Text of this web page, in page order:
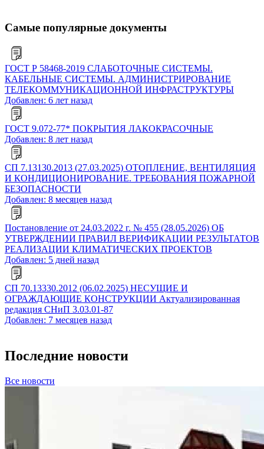
Самые популярные документы
ГОСТ Р 58468-2019 СЛАБОТОЧНЫЕ СИСТЕМЫ.
КАБЕЛЬНЫЕ СИСТЕМЫ. АДМИНИСТРИРОВАНИЕ
ТЕЛЕКОММУНИКАЦИОННОЙ ИНФРАСТРУКТУРЫ
Добавлен: 6 лет назад
ГОСТ 9.072-77* ПОКРЫТИЯ ЛАКОКРАСОЧНЫЕ
Добавлен: 8 лет назад
СП 7.13130.2013 (27.03.2025) ОТОПЛЕНИЕ, ВЕНТИЛЯЦИЯ
И КОНДИЦИОНИРОВАНИЕ. ТРЕБОВАНИЯ ПОЖАРНОЙ
БЕЗОПАСНОСТИ
Добавлен: 8 месяцев назад
Постановление от 24.03.2022 г. № 455 (28.05.2026) ОБ
УТВЕРЖДЕНИИ ПРАВИЛ ВЕРИФИКАЦИИ РЕЗУЛЬТАТОВ
РЕАЛИЗАЦИИ КЛИМАТИЧЕСКИХ ПРОЕКТОВ
Добавлен: 5 дней назад
СП 70.13330.2012 (06.02.2025) НЕСУЩИЕ И
ОГРАЖДАЮЩИЕ КОНСТРУКЦИИ Актуализированная
редакция СНиП 3.03.01-87
Добавлен: 7 месяцев назад
Последние новости
Все новости